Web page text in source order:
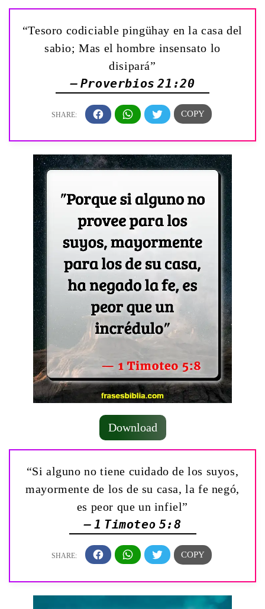
“Tesoro codiciable pingühay en la casa del
sabio; Mas el hombre insensato lo
disipará”
— Proverbios 21:20
Download
“Si alguno no tiene cuidado de los suyos,
mayormente de los de su casa, la fe negó,
es peor que un infiel”
— 1 Timoteo 5:8